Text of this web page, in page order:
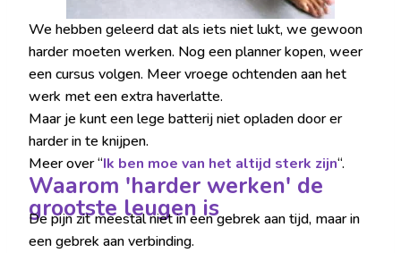
We hebben geleerd dat als iets niet lukt, we gewoon
harder moeten werken. Nog een planner kopen, weer
een cursus volgen. Meer vroege ochtenden aan het
werk met een extra haverlatte.
Maar je kunt een lege batterij niet opladen door er
harder in te knijpen.
Meer over “Ik ben moe van het altijd sterk zijn“.
Waarom 'harder werken' de
grootste leugen is
De pijn zit meestal niet in een gebrek aan tijd, maar in
een gebrek aan verbinding.